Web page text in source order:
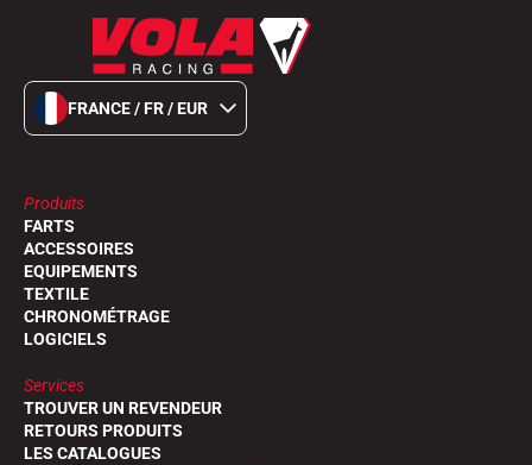
FRANCE / FR / EUR
Produits
FARTS
ACCESSOIRES
EQUIPEMENTS
TEXTILE
CHRONOMÉTRAGE
LOGICIELS
Services
TROUVER UN REVENDEUR
RETOURS PRODUITS
LES CATALOGUES